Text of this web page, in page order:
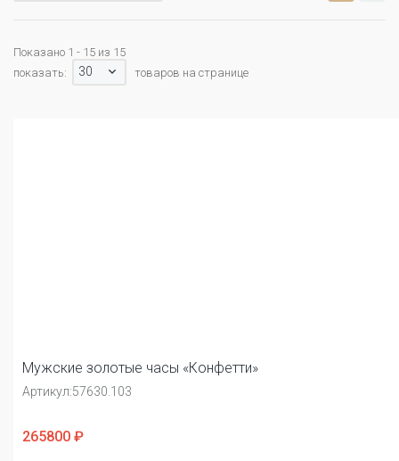
Показано 1 - 15 из 15
показать:
30 товаров на странице
Мужские золотые часы «Конфетти»
Артикул:57630.103
265800 ₽